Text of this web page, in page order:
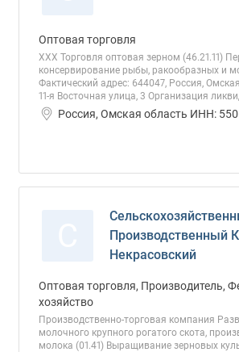
Оптовая торговля
ХХХ Торговля оптовая зерном (46.21.11)
консервирование рыбы, ракообразных и
Фактический адрес: 644047, Россия,
11-я Восточная улица, 3 Организация
Россия, Омская область ИНН:
Производственный
Некрасовский
Оптовая торговля, Производитель,
хозяйство
Производственно-торговая компания
молочного крупного рогатого скота,
молока (01.41) Выращивание зерновых